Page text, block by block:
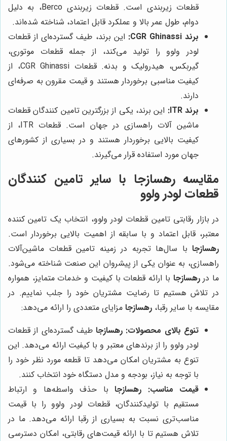
قطعات زیربندی است. قطعات زیربندی Berco، به دلیل
دوام، طول عمر بالا و عملکرد قابل اعتماد، شناخته شده‌اند.
برند CGR Ghinassi:
این برند، طیف گسترده‌ای از قطعات
لودر ولوو را تولید می‌کند، از جمله قطعات موتوری،
گیربکس، هیدرولیک و بدنه. قطعات CGR Ghinassi، از
کیفیت مناسبی برخوردار هستند و قیمت مقرون به صرفه‌ای
دارند.
برند ITR:
این برند، یکی از بزرگترین تامین کنندگان قطعات
ماشین آلات راهسازی در جهان است. قطعات ITR، از
کیفیت بالایی برخوردار هستند و در بسیاری از کشورهای
جهان مورد استفاده قرار می‌گیرند.
مقایسهرهسازجا با سایر تامین کنندگان
قطعات لودر ولوو
در بازار رقابتی تامین قطعات لودر ولوو، انتخاب یک تامین کننده
معتبر، قابل اعتماد و با سابقه از اهمیت بالایی برخوردار است.
رهسازجا با سال‌ها تجربه در زمینه تامین قطعات ماشین‌آلات
راهسازی، به عنوان یکی از پیشروان این صنعت شناخته می‌شود.
ما دررهسازجا با ارائه قطعات با کیفیت و خدمات متمایز، همواره
در تلاش هستیم تا رضایت مشتریان خود را جلب نماییم. در
مقایسه با سایر رقبا، رهسازجا مزایای متعددی را ارائه می‌دهد:
تنوع بالای محصولات: رهسازجاطیف گسترده‌ای از قطعات
لودر ولوو را از برندهای معتبر و با کیفیت ارائه می‌دهد. این
تنوع به مشتریان امکان می‌دهد تا قطعه مورد نظر خود را
با توجه به نیاز، بودجه و مدل دستگاه خود انتخاب کنند.
قیمت مناسب: رهسازجابا حذف واسطه‌ها و ارتباط
مستقیم با تولیدکنندگان، قطعات لودر ولوو را با قیمت
مناسب‌تری نسبت به بسیاری از رقبا ارائه می‌دهد. ما در
تلاش هستیم تا با ارائه قیمت‌های رقابتی، امکان دسترسی